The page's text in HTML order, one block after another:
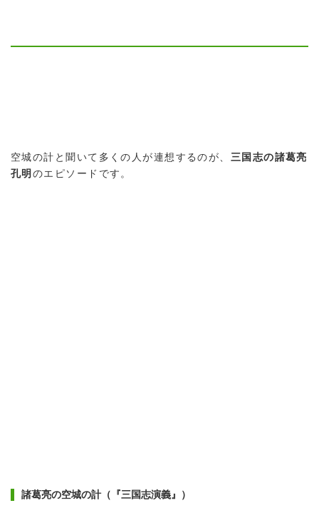
空城の計と聞いて多くの人が連想するのが、 三国志の諸葛亮
孔明 のエピソードです。
諸葛亮の空城の計（『三国志演義』）